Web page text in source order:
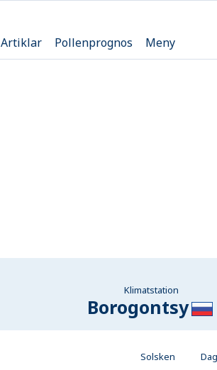
Artiklar Pollenprognos Meny
Klimatstation
Borogontsy
Solsken